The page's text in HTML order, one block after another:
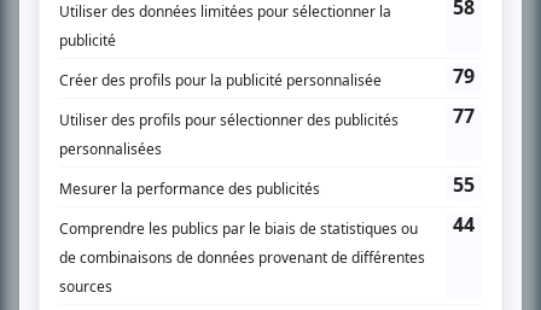
SUR LE RÉSEAU BIZZ MÉDIA
PLAN DU SITE
Accueil
Liste des oeuvres